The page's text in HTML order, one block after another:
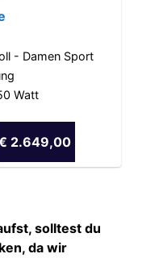
- Damen Sport
Watt
2.649,00
solltest du
da wir